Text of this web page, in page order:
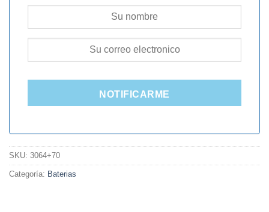
NOTIFICARME
SKU: 3064+70
Categoría: Baterias